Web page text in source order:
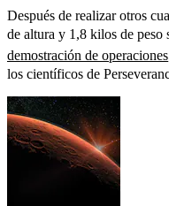
Después de realizar otros
de altura y 1,8 kilos de peso
demostración de operaciones
los científicos de